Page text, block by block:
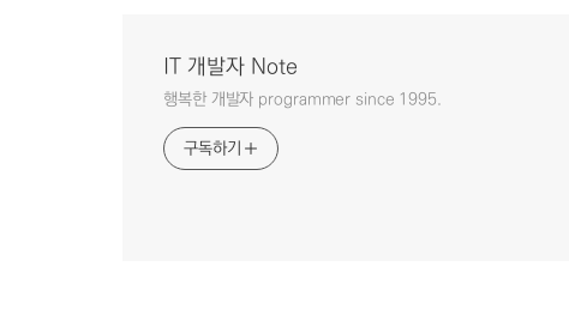
IT 개발자 Note
행복한 개발자 programmer since 1995.
구독하기